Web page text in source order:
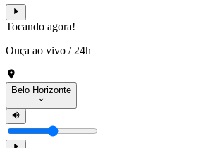
Tocando agora!
Ouça ao vivo / 24h
Belo Horizonte